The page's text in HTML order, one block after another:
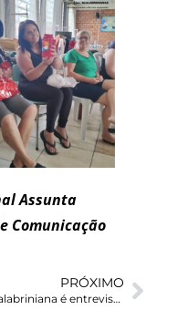
Assunta
Comunicação
PRÓXIMO
Scalabriniana é entrevistada pelo Vatican News